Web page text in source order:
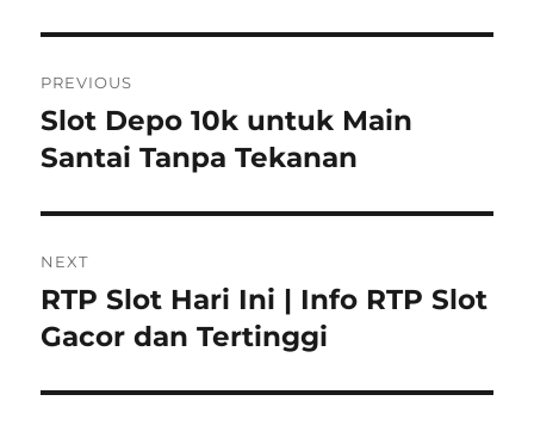
pos
PREVIOUS
Previous
post:
Slot Depo 10k untuk Main
Santai Tanpa Tekanan
NEXT
Next
post:
RTP Slot Hari Ini | Info RTP Slot
Gacor dan Tertinggi